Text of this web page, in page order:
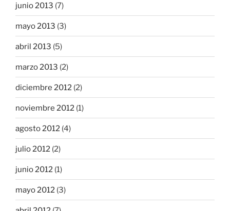
junio 2013 (7)
mayo 2013 (3)
abril 2013 (5)
marzo 2013 (2)
diciembre 2012 (2)
noviembre 2012 (1)
agosto 2012 (4)
julio 2012 (2)
junio 2012 (1)
mayo 2012 (3)